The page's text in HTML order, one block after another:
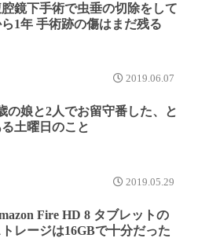
腔鏡下手術で虫垂の切除をして
1年 手術跡の傷はまだ残る
2019.06.07
の娘と2人でお留守番した、と
土曜日のこと
2019.05.29
Fire HD 8 タブレットの
トレージは16GBで十分だった